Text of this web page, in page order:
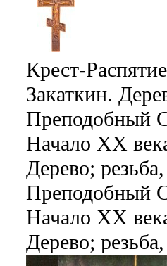
Крест-
Закаткин.
Преподобный
Начало XX
Дерево;
Преподобный
Начало XX
Дерево;